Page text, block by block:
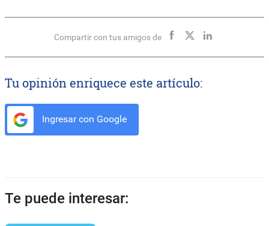
Compartir con tus amigos de
Tu opinión enriquece este artículo:
Ingresar con Google
Te puede interesar: